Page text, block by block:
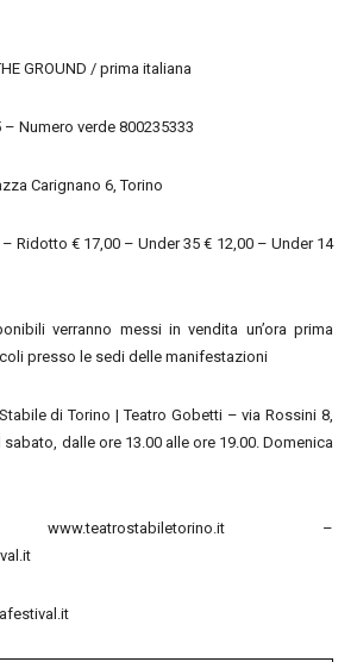
GROUND / prima italiana
– Numero verde 800235333
Carignano 6, Torino
Ridotto € 17,00 – Under 35 € 12,00 – Under 14
verranno messi in vendita un’ora prima
presso le sedi delle manifestazioni
di Torino | Teatro Gobetti – via Rossini 8,
dalle ore 13.00 alle ore 19.00. Domenica
www.teatrostabiletorino.it –